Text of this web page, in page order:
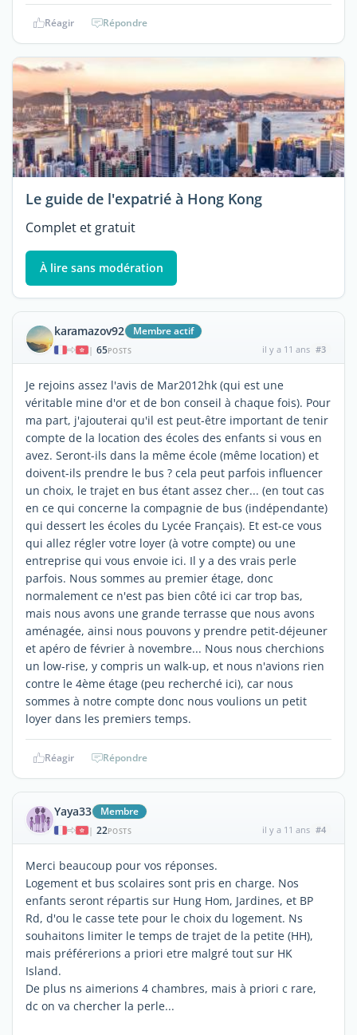
Réagir Répondre
Le guide de l'expatrié à Hong Kong
Complet et gratuit
À lire sans modération
karamazov92 Membre actif
| 65POSTS il y a 11 ans #3
Je rejoins assez l'avis de Mar2012hk (qui est une
véritable mine d'or et de bon conseil à chaque fois). Pour
ma part, j'ajouterai qu'il est peut-être important de tenir
compte de la location des écoles des enfants si vous en
avez. Seront-ils dans la même école (même location) et
doivent-ils prendre le bus ? cela peut parfois influencer
un choix, le trajet en bus étant assez cher... (en tout cas
en ce qui concerne la compagnie de bus (indépendante)
qui dessert les écoles du Lycée Français). Et est-ce vous
qui allez régler votre loyer (à votre compte) ou une
entreprise qui vous envoie ici. Il y a des vrais perle
parfois. Nous sommes au premier étage, donc
normalement ce n'est pas bien côté ici car trop bas,
mais nous avons une grande terrasse que nous avons
aménagée, ainsi nous pouvons y prendre petit-déjeuner
et apéro de février à novembre... Nous nous cherchions
un low-rise, y compris un walk-up, et nous n'avions rien
contre le 4ème étage (peu recherché ici), car nous
sommes à notre compte donc nous voulions un petit
loyer dans les premiers temps.
Réagir Répondre
Yaya33 Membre
| 22POSTS il y a 11 ans #4
Merci beaucoup pour vos réponses.
Logement et bus scolaires sont pris en charge. Nos
enfants seront répartis sur Hung Hom, Jardines, et BP
Rd, d'ou le casse tete pour le choix du logement. Ns
souhaitons limiter le temps de trajet de la petite (HH),
mais préférerions a priori etre malgré tout sur HK
Island.
De plus ns aimerions 4 chambres, mais à priori c rare,
dc on va chercher la perle...